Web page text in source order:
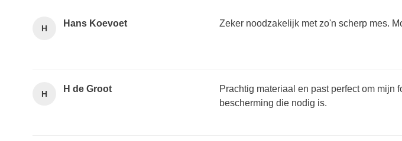
H Hans Koevoet Zeker noodzakelijk met zo'n scherp mes.
H H de Groot
Prachtig materiaal en past perfect om mijn
bescherming die nodig is.